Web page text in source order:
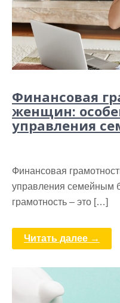
Финансовая
женщин:
управления
Финансовая
управления семейным
грамотность – это […]
Читать далее →